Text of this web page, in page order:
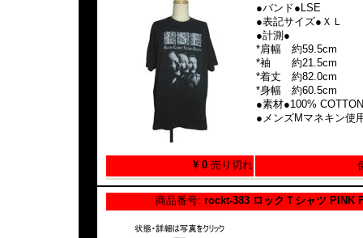
●バンド●LSE
●表記サイズ●ＸＬ
●計測●
*肩幅 約59.5cm
*袖 約21.5cm
*着丈 約82.0cm
*身幅 約60.5cm
●素材●100% COTTON
●メンズMマネキン使
¥ 0 売り切れ
商品番号: rockt-383 ロックＴシャツ PINK